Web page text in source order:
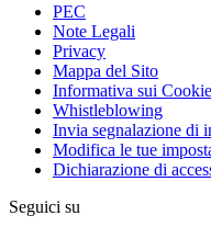
PEC
Note Legali
Privacy
Mappa del Sito
Informativa sui Cookie
Whistleblowing
Invia segnalazione di
Modifica le tue
Dichiarazione di
Seguici su